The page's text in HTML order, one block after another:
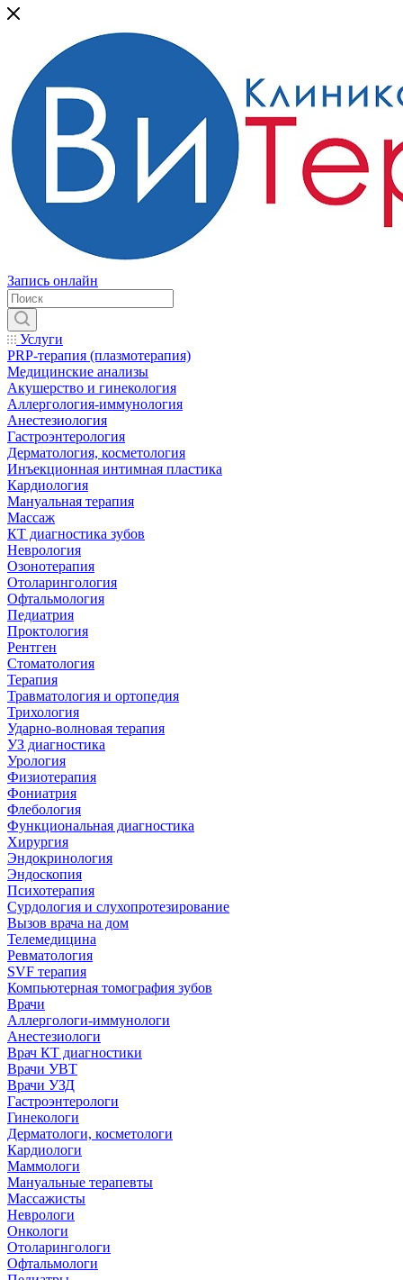
Запись онлайн
Услуги
PRP-терапия (плазмотерапия)
Медицинские анализы
Акушерство и гинекология
Аллергология-иммунология
Анестезиология
Гастроэнтерология
Дерматология, косметология
Инъекционная интимная пластика
Кардиология
Мануальная терапия
Массаж
КТ диагностика зубов
Неврология
Озонотерапия
Отоларингология
Офтальмология
Педиатрия
Проктология
Рентген
Стоматология
Терапия
Травматология и ортопедия
Трихология
Ударно-волновая терапия
УЗ диагностика
Урология
Физиотерапия
Фониатрия
Флебология
Функциональная диагностика
Хирургия
Эндокринология
Эндоскопия
Психотерапия
Сурдология и слухопротезирование
Вызов врача на дом
Телемедицина
Ревматология
SVF терапия
Компьютерная томография зубов
Врачи
Аллергологи-иммунологи
Анестезиологи
Врач КТ диагностики
Врачи УВТ
Врачи УЗД
Гастроэнтерологи
Гинекологи
Дерматологи, косметологи
Кардиологи
Маммологи
Мануальные терапевты
Массажисты
Неврологи
Онкологи
Отоларингологи
Офтальмологи